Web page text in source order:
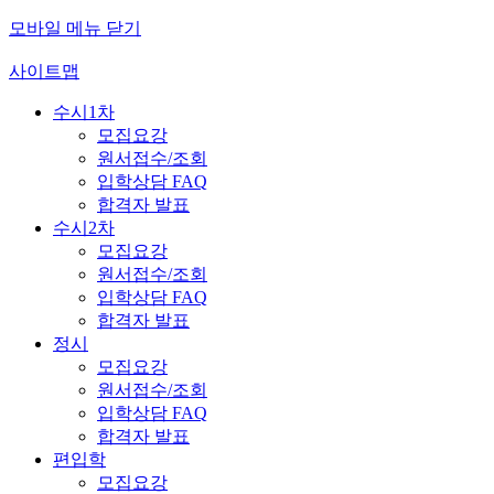
모바일 메뉴 닫기
사이트맵
수시1차
모집요강
원서접수/조회
입학상담 FAQ
합격자 발표
수시2차
모집요강
원서접수/조회
입학상담 FAQ
합격자 발표
정시
모집요강
원서접수/조회
입학상담 FAQ
합격자 발표
편입학
모집요강